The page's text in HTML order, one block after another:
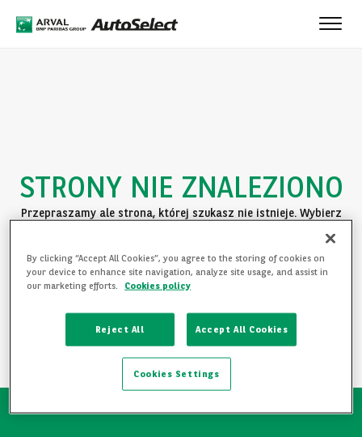
Toggle
STRONY NIE ZNALEZIONO
Przepraszamy ale strona, której szukasz nie istnieje. Wybierz
POWRÓT DO STRONY GŁÓWNEJ
ZAPOZNAJ SIĘ Z OFERTĄ
By clicking “Accept All Cookies”, you agree to the storing of cookies on
your device to enhance site navigation, analyze site usage, and assist in
our marketing efforts.
Cookies policy
Reject All Accept All Cookies
Cookies Settings